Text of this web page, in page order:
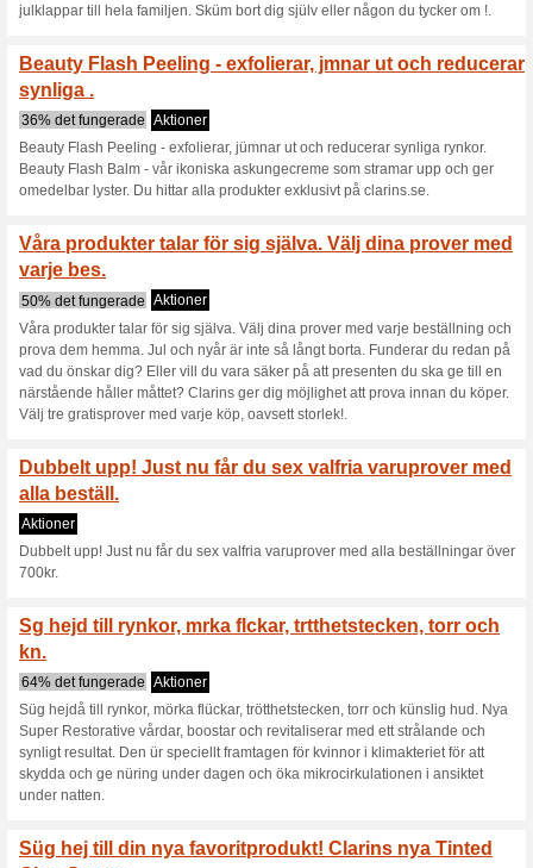
omedelbar lyster. Du hittar
EXKLUSIVT
allt du behöve.
Aktioner
EXKLUSIVT ONLINE - Detta
skydda din hud mot solens
Med den hr
fokus p.
70% det fungerade Aktioner
Med den hür kollektionen